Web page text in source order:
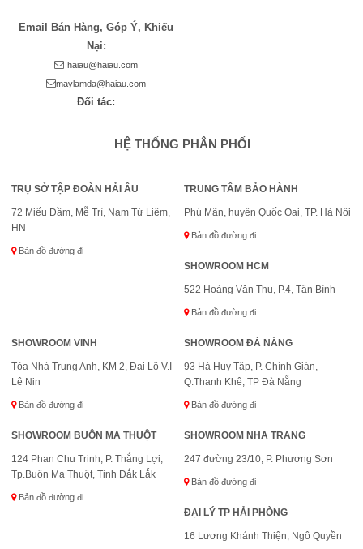
Email Bán Hàng, Góp Ý, Khiếu
Nại:
haiau@haiau.com
maylamda@haiau.com
Đối tác:
HỆ THỐNG PHÂN PHỐI
TRỤ SỞ TẬP ĐOÀN HẢI ÂU
72 Miếu Đầm, Mễ Trì, Nam Từ Liêm,
HN
Bản đồ đường đi
TRUNG TÂM BẢO HÀNH
Phú Mãn, huyện Quốc Oai, TP. Hà Nội
Bản đồ đường đi
SHOWROOM HCM
522 Hoàng Văn Thụ, P.4, Tân Bình
Bản đồ đường đi
SHOWROOM VINH
Tòa Nhà Trung Anh, KM 2, Đại Lộ V.I
Lê Nin
Bản đồ đường đi
SHOWROOM ĐÀ NẴNG
93 Hà Huy Tập, P. Chính Gián,
Q.Thanh Khê, TP Đà Nẵng
Bản đồ đường đi
SHOWROOM BUÔN MA THUỘT
124 Phan Chu Trinh, P. Thắng Lợi,
Tp.Buôn Ma Thuột, Tỉnh Đắk Lắk
Bản đồ đường đi
SHOWROOM NHA TRANG
247 đường 23/10, P. Phương Sơn
Bản đồ đường đi
ĐẠI LÝ TP HẢI PHÒNG
16 Lương Khánh Thiện, Ngô Quyền